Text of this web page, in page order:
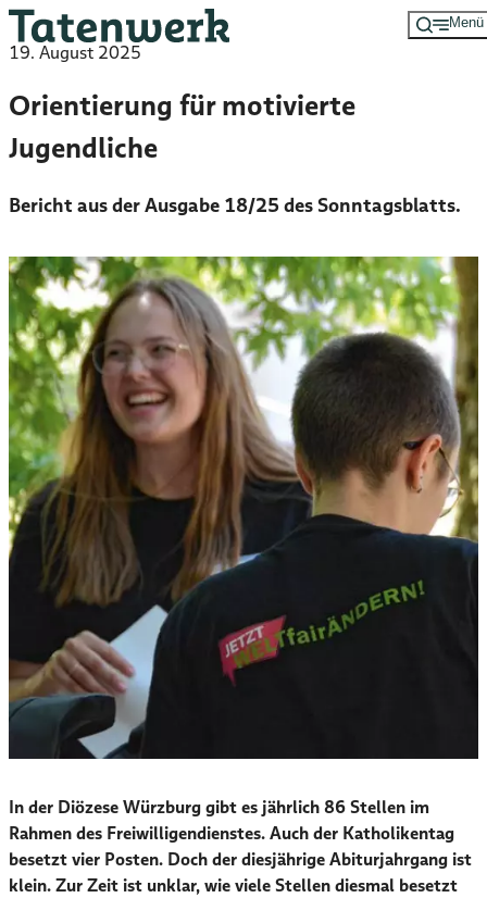
Zum
Hauptinhalt
springen
Menü
19. August 2025
Orientierung für motivierte
Jugendliche
Bericht aus der Ausgabe 18/25 des Sonntagsblatts.
In der Diözese Würzburg gibt es jährlich 86 Stellen im
Rahmen des Freiwilligendienstes. Auch der Katholikentag
besetzt vier Posten. Doch der diesjährige Abiturjahrgang ist
klein. Zur Zeit ist unklar, wie viele Stellen diesmal besetzt